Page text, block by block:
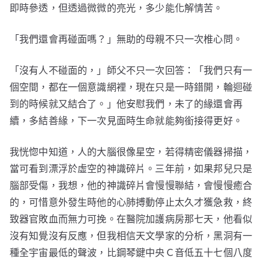
即時參透，但透過微微的亮光，多少能化解情苦。
「我們還會再碰面嗎？」無助的母親不只一次椎心問。
「沒有人不碰面的，」師父不只一次回答：「我們只有一
個空間，都在一個意識網裡，現在只是一時錯開，輪迴碰
到的時候就又結合了。」他安慰我們，未了的緣還會再
續，多結善緣，下一次見面時生命就能夠銜接得更好。
我恍惚中知道，人的大腦很像星空，若得精密儀器掃描，
當可看到漂浮於虛空的神識碎片。三年前，如果邦兒只是
腦部受傷，我想，他的神識碎片會慢慢聯結，會慢慢癒合
的，可惜意外發生時他的心肺搏動停止太久才獲急救，終
致器官敗血而無力可挽。在醫院加護病房那七天，他看似
沒有知覺沒有反應，但我相信天文學家的分析，黑洞有一
種全宇宙最低的聲波，比鋼琴鍵中央Ｃ音低五十七個八度